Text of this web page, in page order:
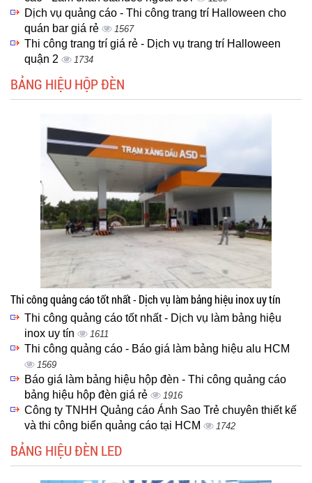
Dịch vụ quảng cáo - Thi công trang trí Halloween cho
quán bar giá rẻ
1567
Thi công trang trí giá rẻ - Dịch vụ trang trí Halloween
quận 2
1734
BẢNG HIỆU HỘP ĐÈN
Thi công quảng cáo tốt nhất - Dịch vụ làm bảng hiệu inox uy tín
Thi công quảng cáo tốt nhất - Dịch vụ làm bảng hiệu
inox uy tín
1611
Thi công quảng cáo - Báo giá làm bảng hiệu alu HCM
1569
Báo giá làm bảng hiệu hộp đèn - Thi công quảng cáo
bảng hiệu hộp đèn giá rẻ
1916
Công ty TNHH Quảng cáo Ánh Sao Trẻ chuyên thiết kế
và thi công biển quảng cáo tại HCM
1742
BẢNG HIỆU ĐÈN LED